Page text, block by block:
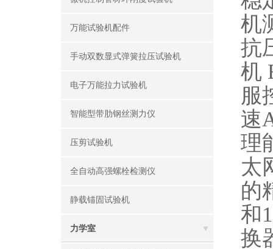
万能试验机配件
手动双数显式弹簧拉压试验机
电子万能拉力试验机
智能型带肋钢丝测力仪
压剪试验机
全自动高强螺栓检测仪
静载锚固试验机
力学室
机
抗
机
服
速
理
太
的
和
换